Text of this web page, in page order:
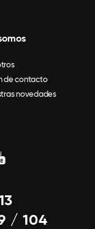
de contacto
novedades
/ 104